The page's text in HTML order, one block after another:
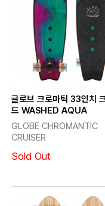
글로브 크로마틱 33인치
드 WASHED AQUA
GLOBE CHROMANTIC
CRUISER
Sold Out